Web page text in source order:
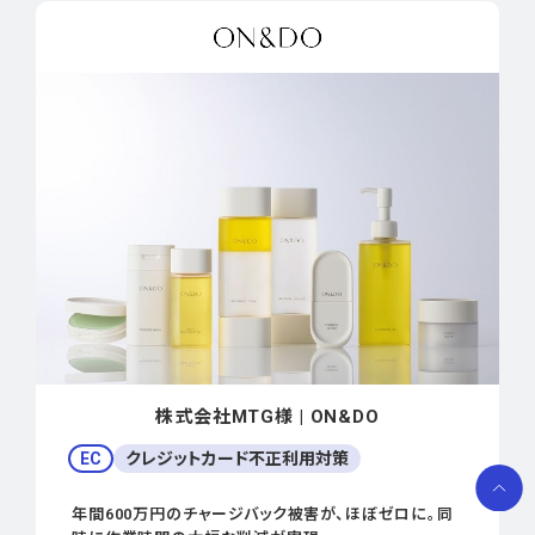
株式会社MTG様 | ON&DO
EC クレジットカード不正利用対策
年間600万円のチャージバック被害が、ほぼゼロに。同